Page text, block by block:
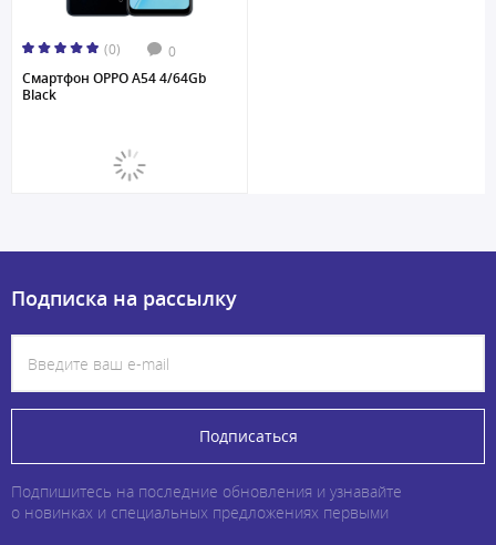
(0) 0
Смартфон OPPO A54 4/64Gb
Black
Подписка на рассылку
Подписаться
Подпишитесь на последние обновления и узнавайте
о новинках и специальных предложениях первыми